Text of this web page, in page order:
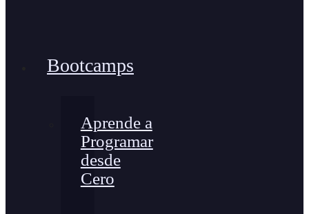
Bootcamps
Aprende a
Programar
desde
Cero